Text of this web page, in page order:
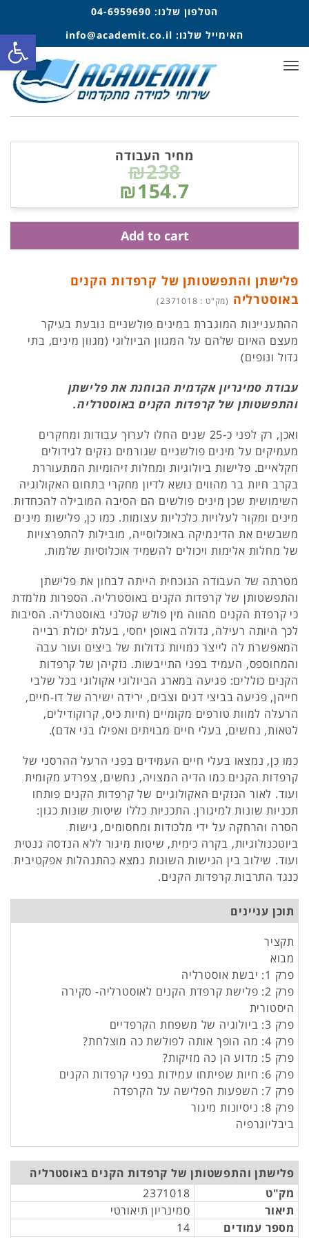
הטלפון שלנו: 04-6959690
האימייל שלנו: info@academit.co.il
תפריט
פלישתן והתפשטותן של קרפדות הקנים
באוסטרליה (מק"ט : 2371018)
ההתעניינות המוגברת במינים פולשניים נובעת בעיקר
מעצם האיום שלהם על המגוון הביולוגי (מגוון מינים, בתי
גדול ונופים)
עבודת סמינריון אקדמית הבוחנת את פלישתן
והתפשטותן של קרפדות הקנים באוסטרליה.
ואכן, רק לפני כ-25 שנים החלו לערוך עבודות ומחקרים
מעמיקים על מינים פולשניים שגורמים נזקים לגידולים
חקלאיים. פלישות ביולוגיות ומחלות זיהומיות המתעוררת
בקרב חיות בר מהווים נושא לדיון מחקרי בתחום האקולוגיה
השימושית שכן מינים פולשים הם הסיבה המובילה להכחדות
מינים ומקור לעלויות כלכליות עצומות. כמו כן, פלישות מינים
משבשים את הדינמיקה באוכלוסייה, מובילות להתפרצויות
של מחלות אלימות ויכולים להשמיד אוכלוסיות שלמות.
מטרתה של העבודה הנוכחית הייתה לבחון את פלישתן
והתפשטותן של קרפדות הקנים באוסטרליה. הספרות מלמדת
כי קרפדת הקנים מהווה מין פולש קטלני באוסטרליה. הסיבות
לכך היותה רעילה, גדולה באופן יחסי, בעלת יכולת רבייה
המאפשרת לה לייצר כמויות גדולות של ביצים ועור עבה
והמחוספס, העמיד בפני התייבשות. נזקיהן של קרפדות
הקנים כוללים: פגיעה במארג הביולוגי אקולוגי בכל שלבי
חייהן, פגיעה בביצי דגים וצבים, ירידה ישירה של דו-חיים,
הרעלה למוות טורפים מקומיים (חיות כיס, קרוקודילים,
לטאות, נחשים, בעלי חיים מבויתים ואפילו בני אדם).
כמו כן, נמצאו בעלי חיים העמידים בפני הרעל ההרסני של
קרפדות הקנים כמו הדיה המצויה, נחשים, צפרדע מקומית
ועוד. לאור הנזקים האקולוגיים של קרפדות הקנים פותחו
תכניות שונות למיגורן. התכניות כללו שיטות שונות כגון:
הסרה והרחקה על ידי מלכודות ומחסומים, גישות
ביוטכנולוגיות, בקרה כימית, שיטות מיגור ללא הנדסה גנטית
ועוד. שילוב בין הגישות השונות נמצא כהתנהלות אפקטיבית
כנגד התרבות קרפדות הקנים.
תוכן עניינים
תקציר
מבוא
פרק 1: יבשת אוסטרליה
פרק 2: פלישת קרפדת הקנים לאוסטרליה- סקירה
היסטורית
פרק 3: ביולוגיה של משפחת הקרפדיים
פרק 4: מה הופך אותה לפולשת כה מוצלחת?
פרק 5: מדוע הן כה מזיקות?
פרק 6: חיות שפיתחו עמידות בפני קרפדות הקנים
פרק 7: השפעות הפלישה על הקרפדה
פרק 8: ניסיונות מיגור
ביבליוגרפיה
פלישתן והתפשטותן של קרפדות הקנים באוסטרליה
מק"ט
2371018
תיאור
סמינריון תיאורטי
מספר עמודים
14
מחיר העבודה
₪238
₪154.7
Add to cart
פתח